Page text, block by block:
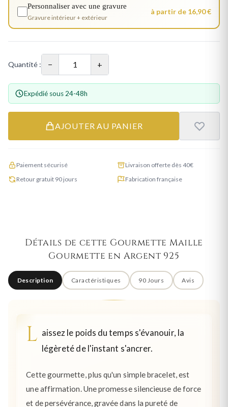
Personnaliser avec une gravure
Gravure intérieur + extérieur
à partir de 16,90 €
Quantité : − +
Expédié sous 24-48h
AJOUTER AU PANIER
Paiement sécurisé
Livraison offerte dès 40€
Retour gratuit 90 jours
Fabrication française
Détails de cette Gourmette Maille
Gourmette en Argent 925
Description Caractéristiques 90 Jours Avis
L aissez le poids du temps s'évanouir, la
légèreté de l'instant s'ancrer.
Cette gourmette, plus qu'un simple bracelet, est
une affirmation. Une promesse silencieuse de force
et de persévérance, gravée dans la pureté de